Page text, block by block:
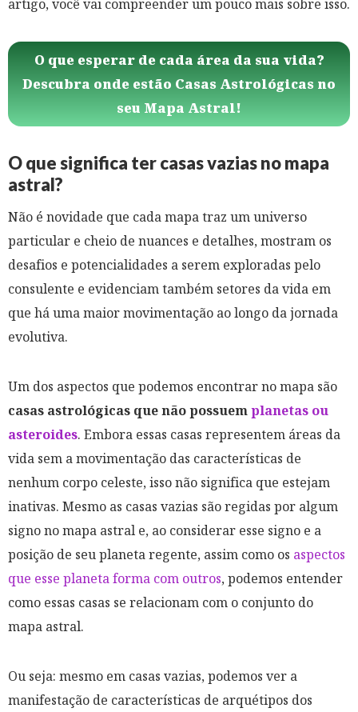
artigo, você vai compreender um pouco mais sobre isso.
O que esperar de cada área da sua vida?
Descubra onde estão Casas Astrológicas no
seu Mapa Astral!
O que significa ter casas vazias no mapa
astral?
Não é novidade que cada mapa traz um universo
particular e cheio de nuances e detalhes, mostram os
desafios e potencialidades a serem exploradas pelo
consulente e evidenciam também setores da vida em
que há uma maior movimentação ao longo da jornada
evolutiva.
Um dos aspectos que podemos encontrar no mapa são
casas astrológicas que não possuemplanetas ou
asteroides. Embora essas casas representem áreas da
vida sem a movimentação das características de
nenhum corpo celeste, isso não significa que estejam
inativas. Mesmo as casas vazias são regidas por algum
signo no mapa astral e, ao considerar esse signo e a
posição de seu planeta regente, assim como os aspectos
que esse planeta forma com outros, podemos entender
como essas casas se relacionam com o conjunto do
mapa astral.
Ou seja: mesmo em casas vazias, podemos ver a
manifestação de características de arquétipos dos